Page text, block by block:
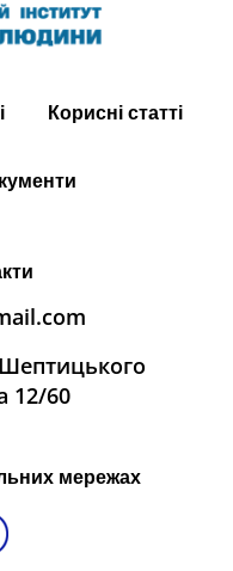
Корисні статті
12/60
мережах